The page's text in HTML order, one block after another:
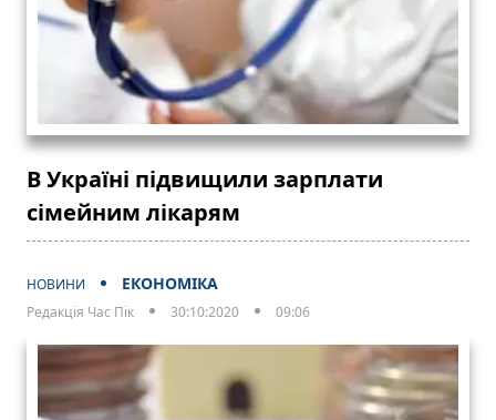
В Україні підвищили зарплати
сімейним лікарям
НОВИНИ ЕКОНОМІКА
Редакція Час Пік 30:10:2020 09:06